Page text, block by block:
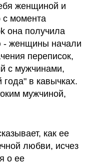
женщиной и
с момента
она получила
- женщины начали
переписок,
с мужчинами,
года" в кавычках.
мужчиной,
как ее
любви, исчез
о ее